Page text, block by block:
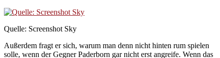
Quelle: Screenshot Sky
Außerdem fragt er sich, warum man denn nicht hinten rum spielen
solle, wenn der Gegner Paderborn gar nicht erst angreife. Wenn das